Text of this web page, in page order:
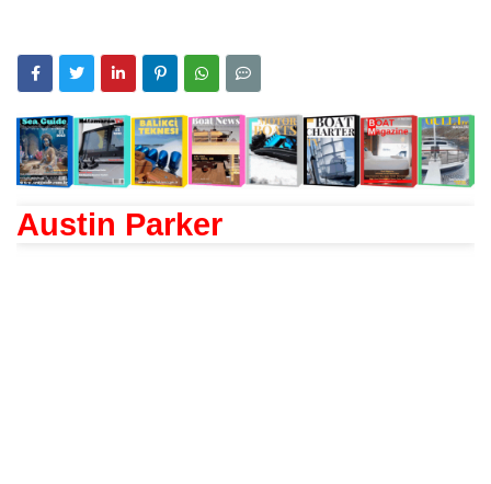
Austin Parker